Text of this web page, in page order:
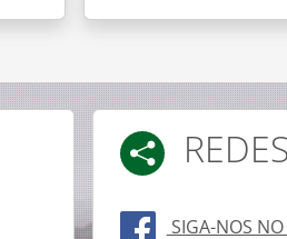
SIGA-NOS